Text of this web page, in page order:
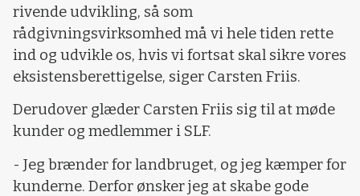
rivende udvikling, så som
rådgivningsvirksomhed må vi hele tiden rette
ind og udvikle os, hvis vi fortsat skal sikre vores
eksistensberettigelse, siger Carsten Friis.
Derudover glæder Carsten Friis sig til at møde
kunder og medlemmer i SLF.
- Jeg brænder for landbruget, og jeg kæmper for
kunderne. Derfor ønsker jeg at skabe gode